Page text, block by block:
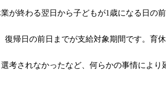
が終わる翌日から子どもが1歳になる日の
帰日の前日までが支給対象期間です。育
考されなかったなど、何らかの事情によ